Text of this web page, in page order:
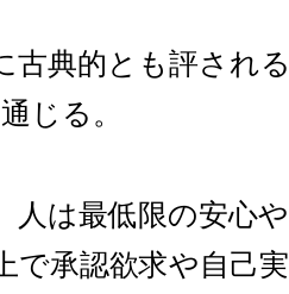
古典的とも評され
じる。
人は最低限の安心
で承認欲求や自己